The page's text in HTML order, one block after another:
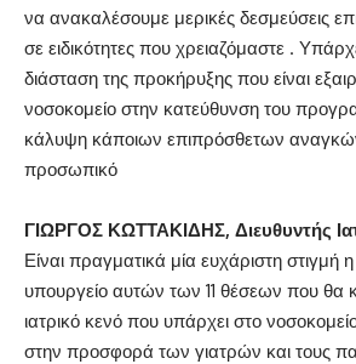
να ανακαλέσουμε μερικές δεσμεύσεις
σε ειδικότητες που χρειαζόμαστε .
διάσταση της προκήρυξης που είναι
νοσοκομείο στην κατεύθυνση του
κάλυψη κάποιων επιπρόσθετων
προσωπικό
ΓΙΩΡΓΟΣ ΚΩΤΤΑΚΙΔΗΣ, Διευθυντής
Είναι πραγματικά μία ευχάριστη στιγμή
υπουργείο αυτών των 11 θέσεων που θα
ιατρικό κενό που υπάρχει στο
στην προσφορά των γιατρών και τους